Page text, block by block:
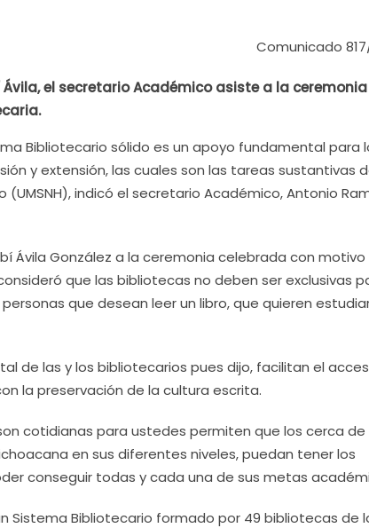
Comunicado
el secretario Académico asiste a la
Bibliotecario sólido es un apoyo fundamental para
y extensión, las cuales son las tareas sustantivas
indicó el secretario Académico, Antonio
Ávila González a la ceremonia celebrada con motivo
que las bibliotecas no deben ser exclusivas
que desean leer un libro, que quieren
de las y los bibliotecarios pues dijo, facilitan el
la preservación de la cultura escrita.
cotidianas para ustedes permiten que los cerca de
en sus diferentes niveles, puedan tener los
conseguir todas y cada una de sus metas
Sistema Bibliotecario formado por 49 bibliotecas de